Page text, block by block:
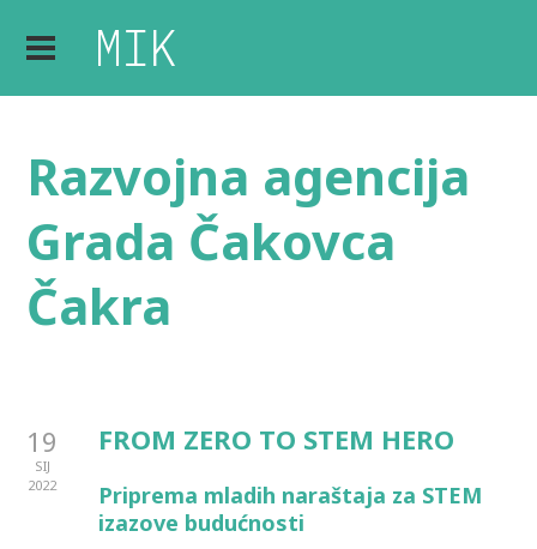
Razvojna agencija
Grada Čakovca
Čakra
19
SIJ
2022
FROM ZERO TO STEM HERO
Priprema mladih naraštaja za STEM
izazove budućnosti